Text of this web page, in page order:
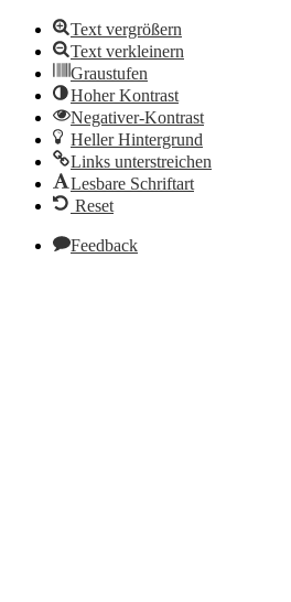
Text vergrößern
Text verkleinern
Graustufen
Hoher Kontrast
Negativer-Kontrast
Heller Hintergrund
Links unterstreichen
Lesbare Schriftart
Reset
Feedback